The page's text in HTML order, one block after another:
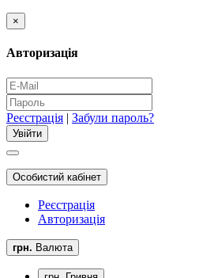
×
Авторизація
Реєстрація | Забули пароль?
Особистий кабінет
Реєстрація
Авторизація
грн. Валюта